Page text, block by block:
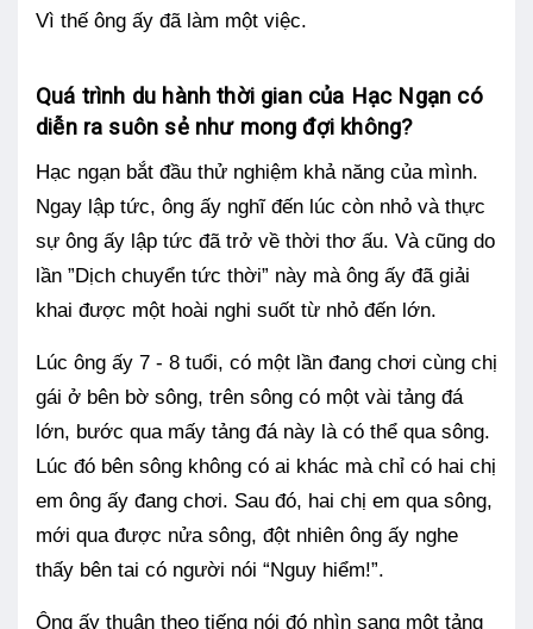
Vì thế ông ấy đã làm một việc.
Quá trình du hành thời gian của Hạc Ngạn có
diễn ra suôn sẻ như mong đợi không?
Hạc ngạn bắt đầu thử nghiệm khả năng của mình.
Ngay lập tức, ông ấy nghĩ đến lúc còn nhỏ và thực
sự ông ấy lập tức đã trở về thời thơ ấu. Và cũng do
lần ”Dịch chuyển tức thời” này mà ông ấy đã giải
khai được một hoài nghi suốt từ nhỏ đến lớn.
Lúc ông ấy 7 - 8 tuổi, có một lần đang chơi cùng chị
gái ở bên bờ sông, trên sông có một vài tảng đá
lớn, bước qua mấy tảng đá này là có thể qua sông.
Lúc đó bên sông không có ai khác mà chỉ có hai chị
em ông ấy đang chơi. Sau đó, hai chị em qua sông,
mới qua được nửa sông, đột nhiên ông ấy nghe
thấy bên tai có người nói “Nguy hiểm!”.
Ông ấy thuận theo tiếng nói đó nhìn sang một tảng